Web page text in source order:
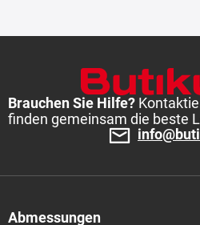
Brauchen Sie Hilfe?
finden gemeinsam die beste
Abmessungen